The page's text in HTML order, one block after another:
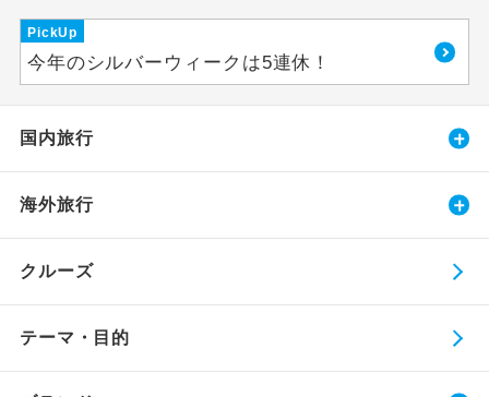
PickUp
今年のシルバーウィークは5連休！
国内旅行
海外旅行
クルーズ
テーマ・目的